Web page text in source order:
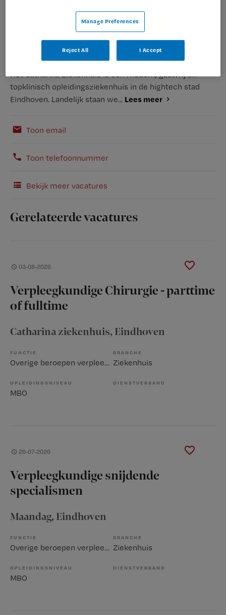
Het Catharina Ziekenhuis is een modern, gastvrij en
topklinisch opleidingsziekenhuis in de hightech stad
Eindhoven. Landelijk staan we... Lees meer
Toon email
Toon telefoonnummer
Bekijk meer vacatures
Gerelateerde vacatures
03-08-2026
Verpleegkundige Chirurgie - parttime
of fulltime
Catharina ziekenhuis, Eindhoven
FUNCTIE
Overige beroepen verpleegkunde
BRANCHE
Ziekenhuis
OPLEIDINGSNIVEAU
MBO
DIENSTVERBAND
29-07-2026
Verpleegkundige snijdende
specialismen
Maandag, Eindhoven
FUNCTIE
Overige beroepen verpleegkunde
BRANCHE
Ziekenhuis
OPLEIDINGSNIVEAU
MBO
DIENSTVERBAND
Manage Preferences
Reject All I Accept